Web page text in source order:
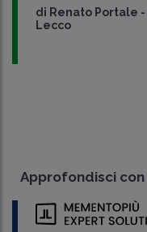
di Renato Portale -
Lecco
Approfondisci con